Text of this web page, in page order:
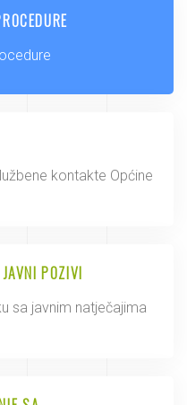
kontakte Općine
POZIVI
sa javnim natječajima